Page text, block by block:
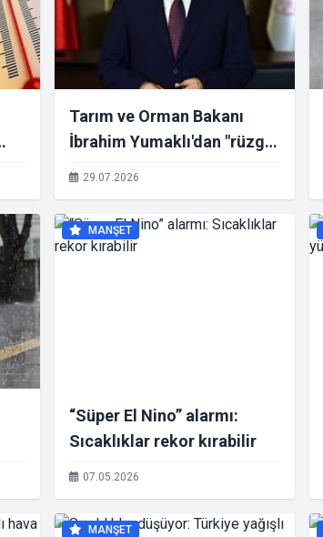
Tarım ve Orman Bakanı
İbrahim Yumaklı'dan "rüzgar
ve fırtına" uyarısı
29.07.2026
MANŞET
“Süper El Nino” alarmı:
Sıcaklıklar rekor kırabilir
07.05.2026
MANŞET